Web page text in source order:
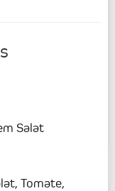
Salat
Tomate,